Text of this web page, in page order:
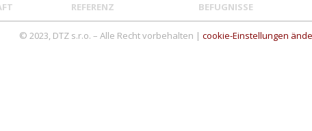
REFERENZ
BEFUGNISSE
© 2023, DTZ s.r.o. – Alle Recht vorbehalten | cookie-Einstellungen